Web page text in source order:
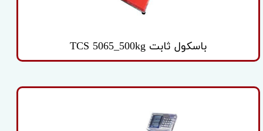
باسکول ثابت TCS 5065_500kg